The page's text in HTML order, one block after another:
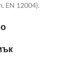
EN 12004).